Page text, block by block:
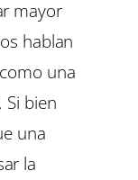
mayor
hablan
una
Si bien
una
la